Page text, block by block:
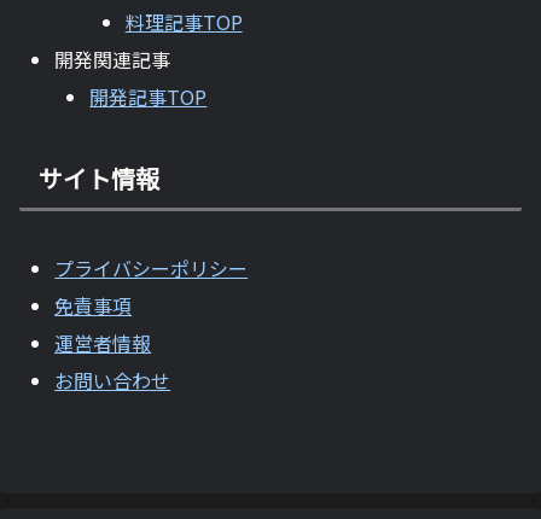
料理記事TOP
開発関連記事
開発記事TOP
サイト情報
プライバシーポリシー
免責事項
運営者情報
お問い合わせ